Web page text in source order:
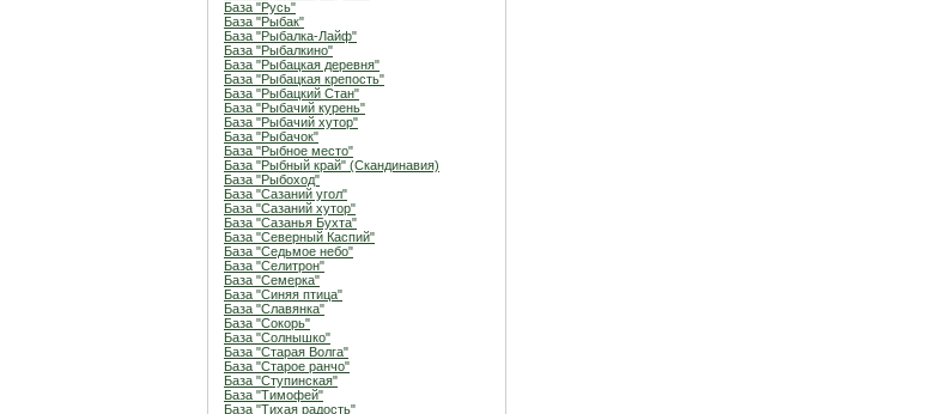
База "Русь"
База "Рыбак"
База "Рыбалка-Лайф"
База "Рыбалкино"
База "Рыбацкая деревня"
База "Рыбацкая крепость"
База "Рыбацкий Стан"
База "Рыбачий курень"
База "Рыбачий хутор"
База "Рыбачок"
База "Рыбное место"
База "Рыбный край" (Скандинавия)
База "Рыбоход"
База "Сазаний угол"
База "Сазаний хутор"
База "Сазанья Бухта"
База "Северный Каспий"
База "Седьмое небо"
База "Селитрон"
База "Семерка"
База "Синяя птица"
База "Славянка"
База "Сокорь"
База "Солнышко"
База "Старая Волга"
База "Старое ранчо"
База "Ступинская"
База "Тимофей"
База "Тихая радость"